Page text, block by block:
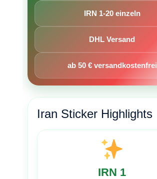
IRN 1-20 einzeln
DHL Versand
ab 50 € versandkostenfrei
Iran Sticker Highlights
IRN 1